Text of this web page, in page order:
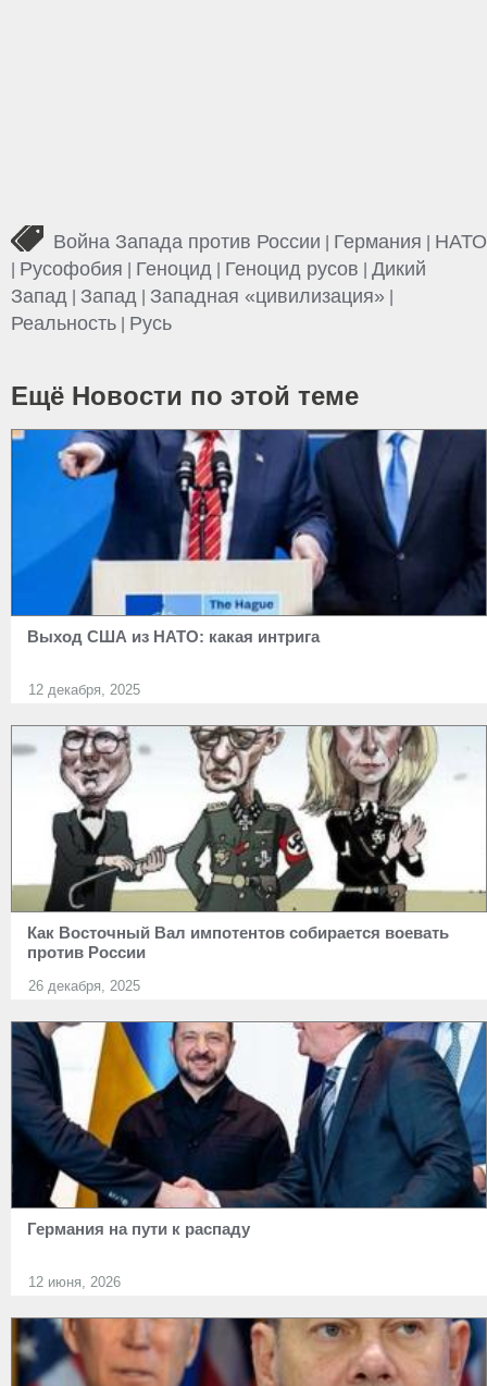
Война Запада против России Германия НАТО
Русофобия Геноцид Геноцид русов
Дикий
Запад
Запад Западная «цивилизация»
Реальность Русь
Ещё Новости по этой теме
Выход США из НАТО: какая интрига
12 декабря, 2025
Как Восточный Вал импотентов собирается воевать
против России
26 декабря, 2025
Германия на пути к распаду
12 июня, 2026